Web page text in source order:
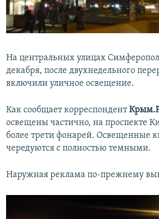
ПОБЕДИТЕЛЕЙ НЕ СУДЯТ?
КРЫМ.НЕПОКОРЕННЫЙ
УКРАИНСКАЯ ПРОБЛЕМА КРЫМА
ПРИСОЕДИНЯЙТЕСЬ!
Все сайты RFE/RL
На центральных улицах
декабря, после двухнедельного
включили уличное освещение.
Как сообщает корреспондент
освещены частично, на проспекте
более трети фонарей. Освещенные
чередуются с полностью темными.
Наружная реклама по-прежнему